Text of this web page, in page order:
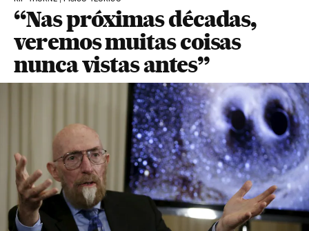
“Nas próximas décadas,
veremos muitas coisas
nunca vistas antes”